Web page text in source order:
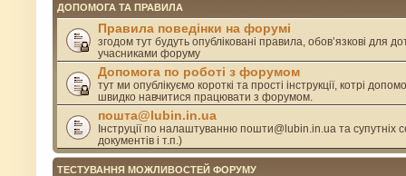
ДОПОМОГА ТА ПРАВИЛА
Правила поведінки на форумі
згодом тут будуть опубліковані правила, обов’язкові для
учасниками форуму
Допомога по роботі з форумом
тут ми опублікуємо короткі та прості інструкції, котрі
швидко навчитися працювати з форумом.
пошта@lubin.in.ua
Інструції по налаштуванню пошти@lubin.in.ua та супутніх
документів і т.п.)
ТЕСТУВАННЯ МОЖЛИВОСТЕЙ ФОРУМУ